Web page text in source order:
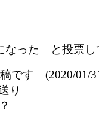
なった」と投票
です (2020/01/
り